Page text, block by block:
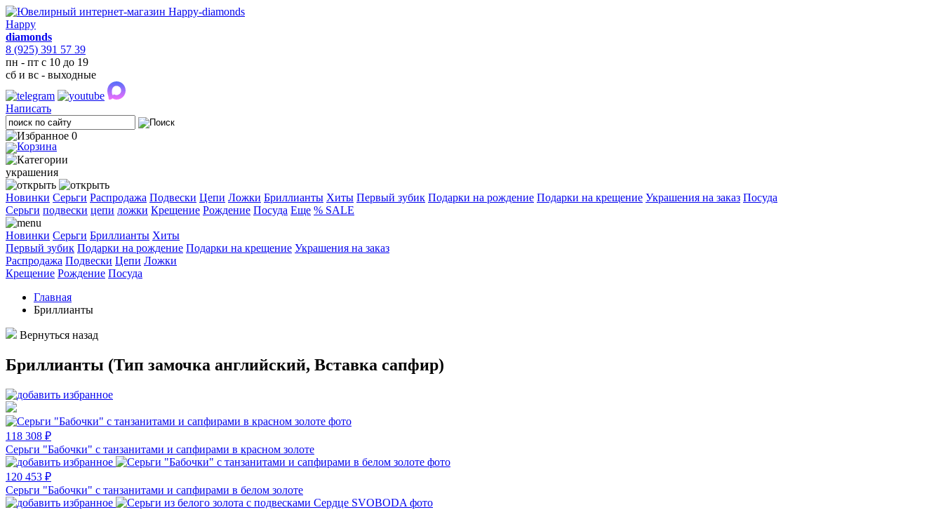
Happy
diamonds
8 (925) 391 57 39
пн - пт с 10 до 19
сб и вс - выходные
Написать
0
украшения
Новинки Серьги Распродажа Подвески Цепи Ложки Бриллианты Хиты Первый зубик Подарки на рождение Подарки на крещение Украшения на заказ Посуда
Cерьги подвески цепи ложки Крещение Рождение Посуда Еще % SALE
Новинки Серьги Бриллианты Хиты
Первый зубик Подарки на рождение Подарки на крещение Украшения на заказ
Распродажа Подвески Цепи Ложки
Крещение Рождение Посуда
Главная
Бриллианты
Вернуться назад
Бриллианты (Тип замочка английский, Вставка сапфир)
118 308 ₽
Серьги "Бабочки" с танзанитами и сапфирами в красном золоте
120 453 ₽
Серьги "Бабочки" с танзанитами и сапфирами в белом золоте